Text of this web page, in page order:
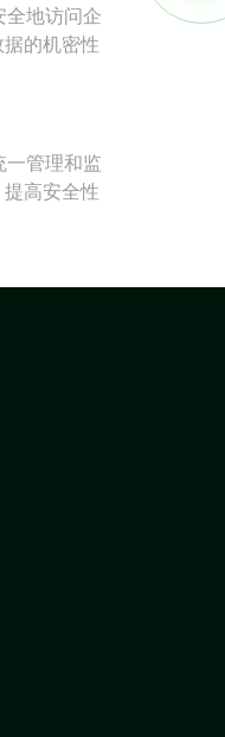
全地访问企
的机密性
管理和监
高安全性